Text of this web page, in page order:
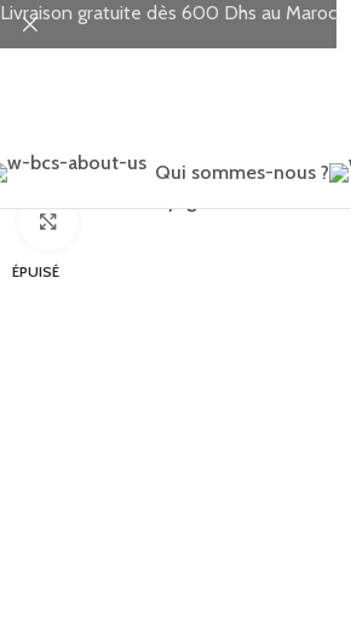
Qui sommes-nous ?
ÉPUISÉ
Livraison gratuite dès 600 Dhs au Maroc